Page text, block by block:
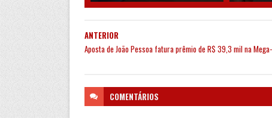
ANTERIOR
Aposta de João Pessoa fatura prêmio de R$ 39,3 mil na
COMENTÁRIOS